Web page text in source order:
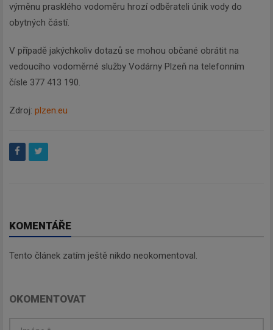
výměnu prasklého vodoměru hrozí odběrateli únik vody do
obytných částí.
V případě jakýchkoliv dotazů se mohou občané obrátit na
vedoucího vodoměrné služby Vodárny Plzeň na telefonním
čísle 377 413 190.
Zdroj: plzen.eu
KOMENTÁŘE
Tento článek zatím ještě nikdo neokomentoval.
OKOMENTOVAT